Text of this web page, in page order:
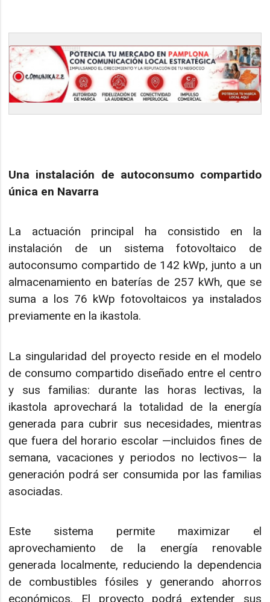
Una instalación de autoconsumo compartido
única en Navarra
La actuación principal ha consistido en la
instalación de un sistema fotovoltaico de
autoconsumo compartido de 142 kWp, junto a un
almacenamiento en baterías de 257 kWh, que se
suma a los 76 kWp fotovoltaicos ya instalados
previamente en la ikastola.
La singularidad del proyecto reside en el modelo
de consumo compartido diseñado entre el centro
y sus familias: durante las horas lectivas, la
ikastola aprovechará la totalidad de la energía
generada para cubrir sus necesidades, mientras
que fuera del horario escolar —incluidos fines de
semana, vacaciones y periodos no lectivos— la
generación podrá ser consumida por las familias
asociadas.
Este sistema permite maximizar el
aprovechamiento de la energía renovable
generada localmente, reduciendo la dependencia
de combustibles fósiles y generando ahorros
económicos. El proyecto podrá extender sus